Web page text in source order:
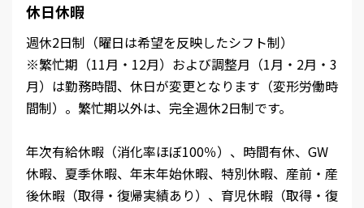
休日休暇
週休2日制（曜日は希望を反映したシフト制）
※繁忙期（11月・12月）および調整月（1月・2月・3
月）は勤務時間、休日が変更となります（変形労働時
間制）。繁忙期以外は、完全週休2日制です。
年次有給休暇（消化率ほぼ100％）、時間有休、GW
休暇、夏季休暇、年末年始休暇、特別休暇、産前・産
後休暇（取得・復帰実績あり）、育児休暇（取得・復